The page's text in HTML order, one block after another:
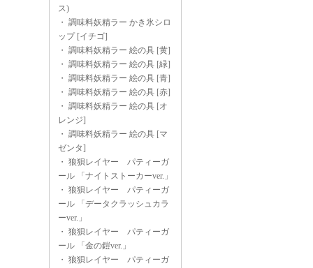
ス)
・ 調味料妖精ラー かき氷シロ
ップ [イチゴ]
・ 調味料妖精ラー 絵の具 [黄]
・ 調味料妖精ラー 絵の具 [緑]
・ 調味料妖精ラー 絵の具 [青]
・ 調味料妖精ラー 絵の具 [赤]
・ 調味料妖精ラー 絵の具 [オ
レンジ]
・ 調味料妖精ラー 絵の具 [マ
ゼンタ]
・ 狼狽レイヤー パティーガ
ール 「ナイトストーカーver.」
・ 狼狽レイヤー パティーガ
ール 「データクラッシュカラ
ーver.」
・ 狼狽レイヤー パティーガ
ール 「金の鎧ver.」
・ 狼狽レイヤー パティーガ